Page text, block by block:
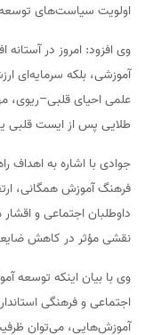
اولویت سیاست‌های
وی افزود: امروز در
آموزشی، بلکه سرمایه‌ای
علمی احیای قلبی–ریوی،
طلایی پس از ایست قلبی
جوادی با اشاره به اهداف
فرهنگ آموزش همگانی،
داوطلبان اجتماعی و
نقشی مؤثر در کاهش
وی با بیان اینکه توسعه
اجتماعی و فرهنگی
آموزش‌هایی، می‌توان